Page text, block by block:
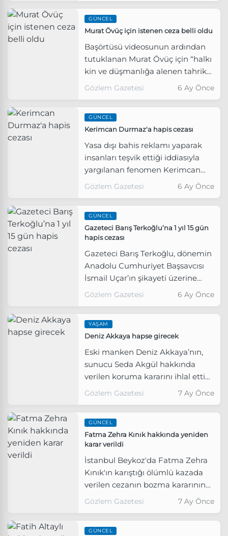
GÜNCEL
Murat Övüç için istenen ceza belli oldu
Başörtüsü videosunun ardından
tutuklanan Murat Övüç için “halkı
kin ve düşmanlığa alenen tahrik
etme” suçlamasıyla 1 yıldan 3 yıla
Gözlem Gazetesi 6 Ay Önce
GÜNCEL
Kerimcan Durmaz'a hapis cezası
Yasa dışı bahis reklamı yaparak
insanları teşvik ettiği iddiasıyla
yargılanan fenomen Kerimcan
Durmaz'ın davasında karar çıktı.
Gözlem Gazetesi 6 Ay Önce
GÜNCEL
Gazeteci Barış Terkoğlu’na 1 yıl 15 gün
hapis cezası
Gazeteci Barış Terkoğlu, dönemin
Anadolu Cumhuriyet Başsavcısı
İsmail Uçar’ın şikayeti üzerine
“basın yoluyla iftira” iddiasıyla
Gözlem Gazetesi 6 Ay Önce
YAŞAM
Deniz Akkaya hapse girecek
Eski manken Deniz Akkaya’nın,
sunucu Seda Akgül hakkında
verilen koruma kararını ihlal ettiği
gerekçesiyle aldığı 3 günlük
Gözlem Gazetesi 7 Ay Önce
GÜNCEL
Fatma Zehra Kınık hakkında yeniden
karar verildi
İstanbul Beykoz'da Fatma Zehra
Kınık'ın karıştığı ölümlü kazada
verilen cezanın bozma kararının
ardından yeniden görülen
Gözlem Gazetesi 7 Ay Önce
GÜNCEL